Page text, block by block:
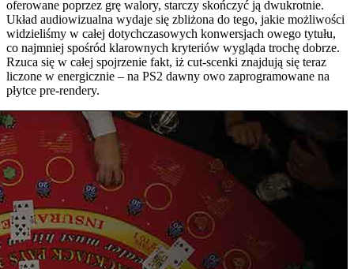
oferowane poprzez grę walory, starczy skończyć ją dwukrotnie.
Układ audiowizualna wydaje się zbliżona do tego, jakie możliwości
widzieliśmy w całej dotychczasowych konwersjach owego tytułu,
co najmniej spośród klarownych kryteriów wygląda trochę dobrze.
Rzuca się w całej spojrzenie fakt, iż cut-scenki znajdują się teraz
liczone w energicznie – na PS2 dawny owo zaprogramowane na
płytce pre-rendery.